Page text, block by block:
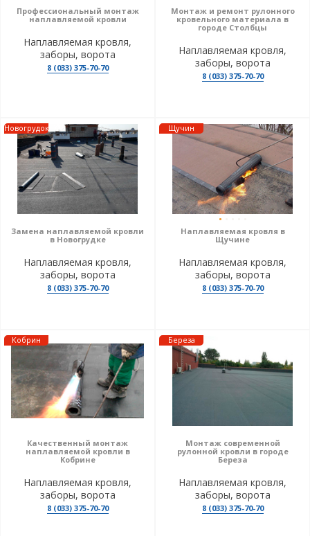
Профессиональный монтаж
наплавляемой кровли
Наплавляемая кровля,
заборы, ворота
8 (033) 375-70-70
Монтаж и ремонт рулонного
кровельного материала в
городе Столбцы
Наплавляемая кровля,
заборы, ворота
8 (033) 375-70-70
Новогрудок
Замена наплавляемой кровли
в Новогрудке
Наплавляемая кровля,
заборы, ворота
8 (033) 375-70-70
Щучин
Наплавляемая кровля в
Щучине
Наплавляемая кровля,
заборы, ворота
8 (033) 375-70-70
Кобрин
Качественный монтаж
наплавляемой кровли в
Кобрине
Наплавляемая кровля,
заборы, ворота
8 (033) 375-70-70
Береза
Монтаж современной
рулонной кровли в городе
Береза
Наплавляемая кровля,
заборы, ворота
8 (033) 375-70-70